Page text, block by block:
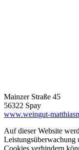
Mainzer Straße 45
56322 Spay
www.weingut-
Auf dieser Website
Leistungsüberwachung